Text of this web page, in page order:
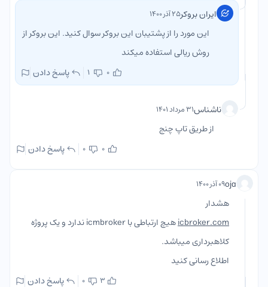
ایران بروکر۲۵ آذر ۱۴۰۰
این مورد را از پشتیبان این بروکر سوال کنید. این بروکر از
روش ریالی استفاده میکند
0
1 پاسخ دادن
ناشناس۳۱ مرداد ۱۴۰۱
از طریق تاپ چنج
0
0 پاسخ دادن
oja۰۹ آذر ۱۴۰۰
هشدار
icbroker.com
هیچ ارتباطی با icmbroker ندارد و یک پروژه
کلاهبرداری میباشد.
اطلاع رسانی کنید
3
0 پاسخ دادن